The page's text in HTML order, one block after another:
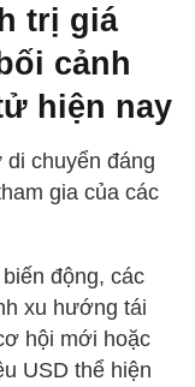
trị giá
cảnh
hiện nay
chuyển đáng
gia của các
động, các
xu hướng tái
hội mới hoặc
USD thể hiện